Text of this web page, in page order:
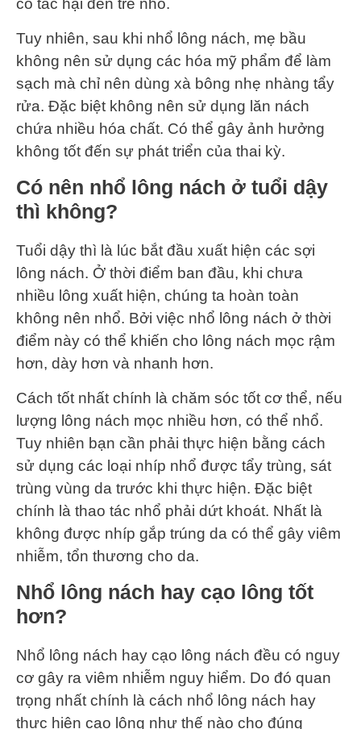
có tác hại đến trẻ nhỏ.
Tuy nhiên, sau khi nhổ lông nách, mẹ bầu
không nên sử dụng các hóa mỹ phẩm để làm
sạch mà chỉ nên dùng xà bông nhẹ nhàng tẩy
rửa. Đặc biệt không nên sử dụng lăn nách
chứa nhiều hóa chất. Có thể gây ảnh hưởng
không tốt đến sự phát triển của thai kỳ.
Có nên nhổ lông nách ở tuổi dậy
thì không?
Tuổi dậy thì là lúc bắt đầu xuất hiện các sợi
lông nách. Ở thời điểm ban đầu, khi chưa
nhiều lông xuất hiện, chúng ta hoàn toàn
không nên nhổ. Bởi việc nhổ lông nách ở thời
điểm này có thể khiến cho lông nách mọc rậm
hơn, dày hơn và nhanh hơn.
Cách tốt nhất chính là chăm sóc tốt cơ thể, nếu
lượng lông nách mọc nhiều hơn, có thể nhổ.
Tuy nhiên bạn cần phải thực hiện bằng cách
sử dụng các loại nhíp nhổ được tẩy trùng, sát
trùng vùng da trước khi thực hiện. Đặc biệt
chính là thao tác nhổ phải dứt khoát. Nhất là
không được nhíp gắp trúng da có thể gây viêm
nhiễm, tổn thương cho da.
Nhổ lông nách hay cạo lông tốt
hơn?
Nhổ lông nách hay cạo lông nách đều có nguy
cơ gây ra viêm nhiễm nguy hiểm. Do đó quan
trọng nhất chính là cách nhổ lông nách hay
thực hiện cạo lông như thế nào cho đúng